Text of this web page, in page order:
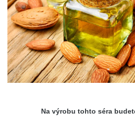
Na výrobu tohto séra